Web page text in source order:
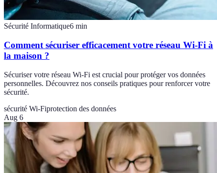
Sécurité Informatique6 min
Comment sécuriser efficacement votre réseau Wi-Fi à
la maison ?
Sécuriser votre réseau Wi-Fi est crucial pour protéger vos données
personnelles. Découvrez nos conseils pratiques pour renforcer votre
sécurité.
sécurité Wi-Fiprotection des données
Aug 6